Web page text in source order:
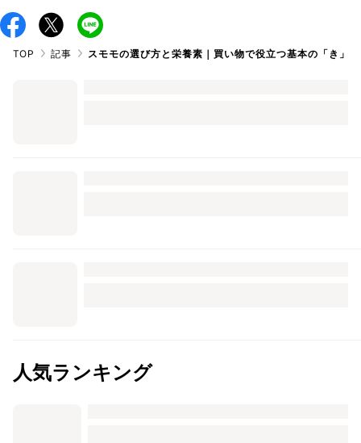
TOP 記事 スモモの選び方と栄養素｜買い物で役立つ基本の「き」
人気ランキング